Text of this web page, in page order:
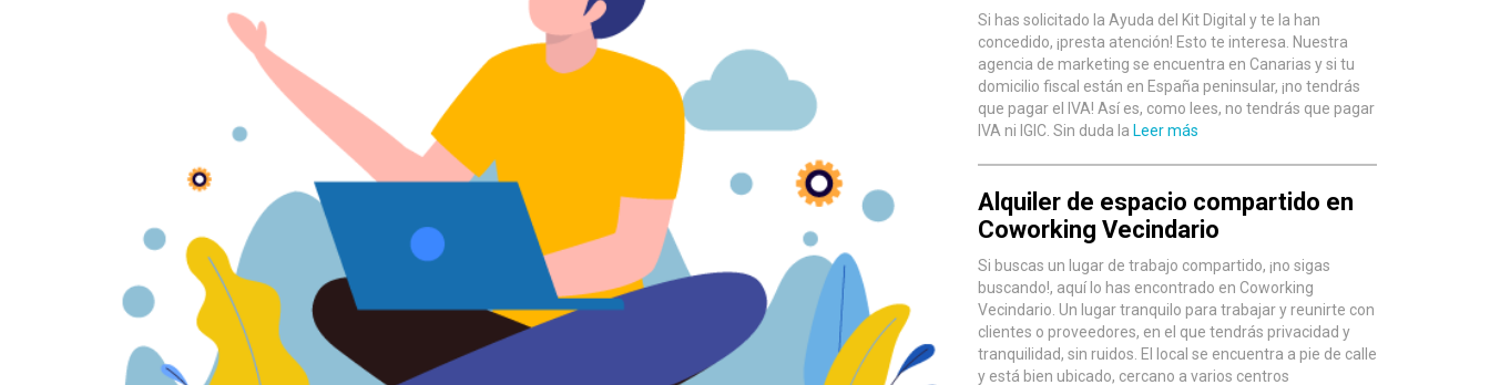
Si has solicitado la Ayuda del Kit Digital y te la han
concedido, ¡presta atención! Esto te interesa. Nuestra
agencia de marketing se encuentra en Canarias y si tu
domicilio fiscal están en España peninsular, ¡no tendrás
que pagar el IVA! Así es, como lees, no tendrás que pagar
IVA ni IGIC. Sin duda la Leer más
Alquiler de espacio compartido en
Coworking Vecindario
Si buscas un lugar de trabajo compartido, ¡no sigas
buscando!, aquí lo has encontrado en Coworking
Vecindario. Un lugar tranquilo para trabajar y reunirte con
clientes o proveedores, en el que tendrás privacidad y
tranquilidad, sin ruidos. El local se encuentra a pie de calle
y está bien ubicado, cercano a varios centros